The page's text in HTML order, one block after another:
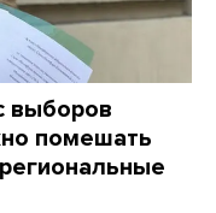
выборов
помешать